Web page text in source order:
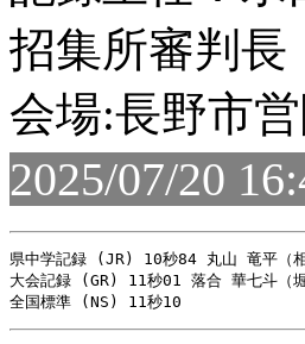
招集所審判長
会場:長野市
2025/07/20
県中学記録 (JR) 10秒84 丸山 竜平（
大会記録 (GR) 11秒01 落合 華七斗（